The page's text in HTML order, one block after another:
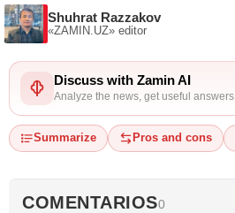
Shuhrat Razzakov
«ZAMIN.UZ» editor
Discuss with Zamin AI
Analyze the news, get useful answers
Summarize Pros and cons
COMENTARIOS0